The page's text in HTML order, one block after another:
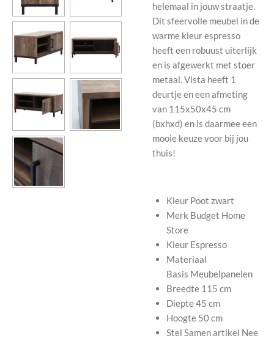
helemaal in jouw straatje.
Dit sfeervolle meubel in de
warme kleur espresso
heeft een robuust uiterlijk
en is afgewerkt met stoer
metaal. Vista heeft 1
deurtje en een afmeting
van 115x50x45 cm
(bxhxd) en is daarmee een
mooie keuze voor bij jou
thuis!
Kleur Poot zwart
Merk Budget Home
Store
Kleur Espresso
Materiaal
Basis Meubelpanelen
Breedte 115 cm
Diepte45 cm
Hoogte 50 cm
Stel Samen artikel Nee